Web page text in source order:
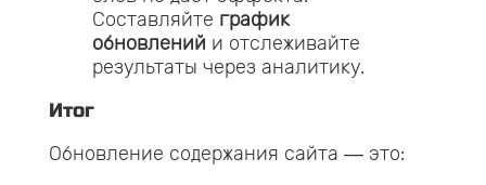
Составляйте график
обновлений и отслеживайте
результаты через аналитику.
Итог
Обновление содержания сайта — это: